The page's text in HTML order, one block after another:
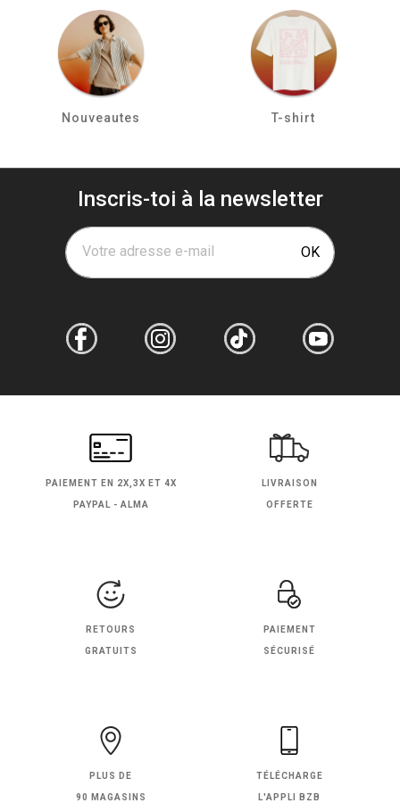
Nouveautes T-shirt
Inscris-toi à la newsletter
Votre adresse e-mail OK
PAIEMENT EN 2X,3X ET 4X
PAYPAL - ALMA
LIVRAISON
OFFERTE
RETOURS
GRATUITS
PAIEMENT
SÉCURISÉ
PLUS DE
90 MAGASINS
TÉLÉCHARGE
L'APPLI BZB